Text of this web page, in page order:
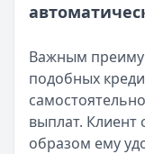
Важным
подобных
выплат. Клиент
образом ему